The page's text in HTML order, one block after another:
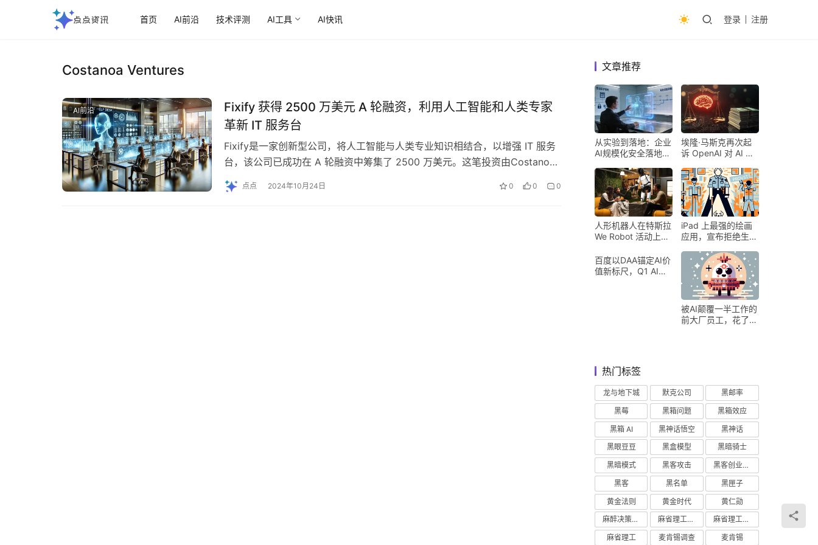
首页 AI前沿 技术评测 AI工具 AI快讯 登录 注册
Costanoa Ventures
AI前沿
Fixify 获得 2500 万美元 A 轮融资，利用人工智能和人类专家
革新 IT 服务台
Fixify是一家创新型公司，将人工智能与人类专业知识相结合，以增强 IT 服务
台，该公司已成功在 A 轮融资中筹集了 2500 万美元。这笔投资由Costanoa
Venture…
点点 2024年10月24日 0 0 0
文章推荐
从实验到落地：企业
AI规模化安全落地的
埃隆·马斯克再次起
诉 OpenAI 对 AI 行
人形机器人在特斯拉
We Robot 活动上为
iPad 上最强的绘画
应用，宣布拒绝生成
百度以DAA锚定AI价
值新标尺，Q1 AI营
被AI颠覆一半工作的
前大厂员工，花了8
热门标签
龙与地下城 默克公司
黑邮率
黑莓
黑箱问题
黑箱效应
黑箱 AI
黑神话悟空
黑神话
黑眼豆豆
黑盒模型
黑暗骑士
黑暗模式
黑客攻击
黑客创业主义
黑客
黑名单
黑匣子
黄金法则
黄金时代
黄仁勋
麻醉决策支持
麻省理工学院研究
麻省理工学院
麻省理工
麦肯锡调查 麦肯锡